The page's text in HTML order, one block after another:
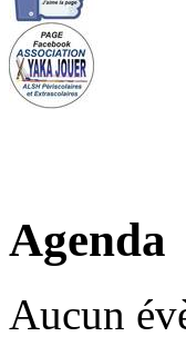
Agenda
Aucun